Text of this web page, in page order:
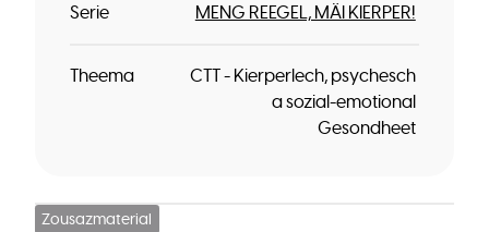
Serie MENG REEGEL, MÄI KIERPER!
Theema
CTT - Kierperlech, psychesch
a sozial-emotional
Gesondheet
Zousazmaterial